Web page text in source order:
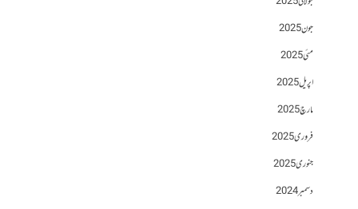
جون 2025
مئی 2025
اپریل 2025
مارچ 2025
فروری 2025
جنوری 2025
دسمبر 2024